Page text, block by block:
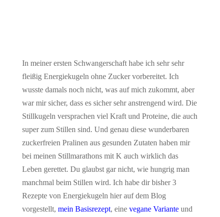
In meiner ersten Schwangerschaft habe ich sehr sehr
fleißig Energiekugeln ohne Zucker vorbereitet. Ich
wusste damals noch nicht, was auf mich zukommt, aber
war mir sicher, dass es sicher sehr anstrengend wird. Die
Stillkugeln versprachen viel Kraft und Proteine, die auch
super zum Stillen sind. Und genau diese wunderbaren
zuckerfreien Pralinen aus gesunden Zutaten haben mir
bei meinen Stillmarathons mit K auch wirklich das
Leben gerettet. Du glaubst gar nicht, wie hungrig man
manchmal beim Stillen wird. Ich habe dir bisher 3
Rezepte von Energiekugeln hier auf dem Blog
vorgestellt, mein Basisrezept, eine vegane Varianteund